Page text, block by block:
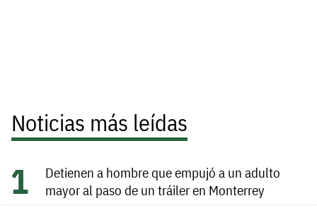
Noticias más leídas
Detienen a hombre que empujó a un adulto
mayor al paso de un tráiler en Monterrey